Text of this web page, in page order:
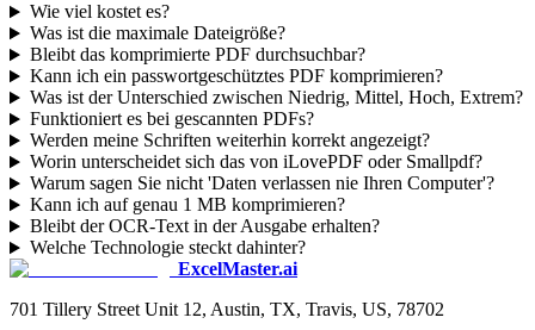
Wie viel kostet es?
Was ist die maximale Dateigröße?
Bleibt das komprimierte PDF durchsuchbar?
Kann ich ein passwortgeschütztes PDF komprimieren?
Was ist der Unterschied zwischen Niedrig, Mittel, Hoch, Extrem?
Funktioniert es bei gescannten PDFs?
Werden meine Schriften weiterhin korrekt angezeigt?
Worin unterscheidet sich das von iLovePDF oder Smallpdf?
Warum sagen Sie nicht 'Daten verlassen nie Ihren Computer'?
Kann ich auf genau 1 MB komprimieren?
Bleibt der OCR-Text in der Ausgabe erhalten?
Welche Technologie steckt dahinter?
ExcelMaster.ai
701 Tillery Street Unit 12, Austin, TX, Travis, US, 78702